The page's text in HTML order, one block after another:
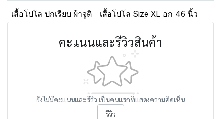
เสื้อโปโล ปกเรียบ ผ้าจูติ เสื้อโปโล Size XL อก 46 นิ้ว
คะแนนและรีวิวสินค้า
ยังไม่มีคะแนนและรีวิว เป็นคนแรกที่แสดงความคิดเห็น
รีวิว